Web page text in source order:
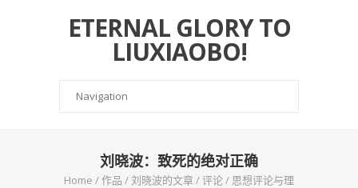
ETERNAL GLORY TO
LIUXIAOBO!
刘晓波：致死的绝对正确
Home /作品 /刘晓波的文章/评论/ 思想评论与理